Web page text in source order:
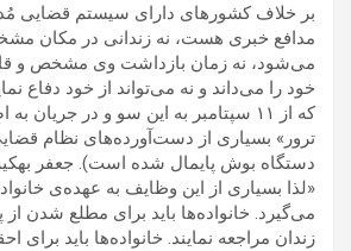
بر خلاف كشورها‌ى داراى سيستم قضايى
مدافع خبرى هست، نه زندانى در مكان
مى‌شود، نه زمان بازداشت وى مشخص و
خود را مى‌داند و نه مى‌تواند از خود دفاع
كه از ١١ سپتامبر به اين سو و در جريان
ترور» بسيارى از دست‌آورده‌هاى نظام
دستگاه بوش پايمال شده است). جعفر
«لذا بسيارى از اين وظايف به عهده‌ى
مى‌گيرد. خانواده‌ها بايد براى مطلع شدن
زندان مراجعه‌ نمايند. خانواده‌ها بايد براى